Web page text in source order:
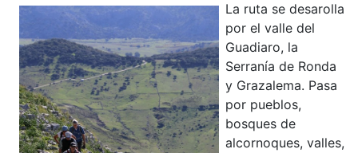
La ruta se desarolla
por el valle del
Guadiaro, la
Serranía de Ronda
y Grazalema. Pasa
por pueblos,
bosques de
alcornoques, valles,